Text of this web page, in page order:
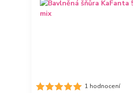
1 hodnocení